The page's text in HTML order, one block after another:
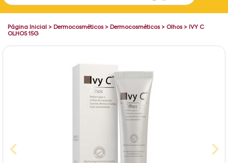
Bahia
Página Inicial > Dermocosméticos> Dermocosméticos> Olhos> IVY C
OLHOS 15G